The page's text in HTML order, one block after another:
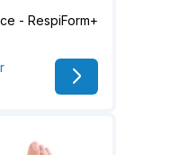
- RespiForm+